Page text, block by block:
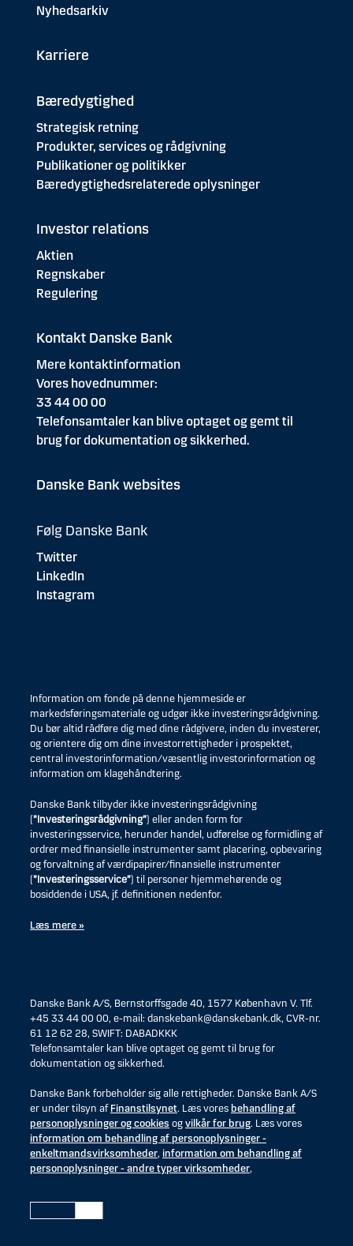
Nyhedsarkiv
Karriere
Bæredygtighed
Strategisk retning
Produkter, services og rådgivning
Publikationer og politikker
Bæredygtighedsrelaterede oplysninger
Investor relations
Aktien
Regnskaber
Regulering
Kontakt Danske Bank
Mere kontaktinformation
Vores hovednummer:
33 44 00 00
Telefonsamtaler kan blive optaget og gemt til
brug for dokumentation og sikkerhed.
Danske Bank websites
Følg Danske Bank
Twitter
LinkedIn
Instagram
Information om fonde på denne hjemmeside er
markedsføringsmateriale og udgør ikke investeringsrådgivning.
Du bør altid rådføre dig med dine rådgivere, inden du investerer,
og orientere dig om dine investorrettigheder i prospektet,
central investorinformation/væsentlig investorinformation og
information om klagehåndtering.
Danske Bank tilbyder ikke investeringsrådgivning
(”Investeringsrådgivning”) eller anden form for
investeringsservice, herunder handel, udførelse og formidling af
ordrer med finansielle instrumenter samt placering, opbevaring
og forvaltning af værdipapirer/finansielle instrumenter
(”Investeringsservice”) til personer hjemmehørende og
bosiddende i USA, jf. definitionen nedenfor.
Læs mere »
Danske Bank A/S, Bernstorffsgade 40, 1577 København V. Tlf.
+45 33 44 00 00, e-mail: danskebank@danskebank.dk, CVR-nr.
61 12 62 28, SWIFT: DABADKKK
Telefonsamtaler kan blive optaget og gemt til brug for
dokumentation og sikkerhed.
Danske Bank forbeholder sig alle rettigheder. Danske Bank A/S
er under tilsyn afFinanstilsynet. Læs vores behandling af
personoplysninger og cookies ogvilkår for brug. Læs vores
information om behandling af personoplysninger -
enkeltmandsvirksomheder, information om behandling af
personoplysninger - andre typer virksomheder,